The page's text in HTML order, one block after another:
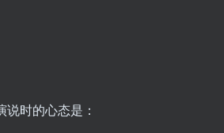
时的心态是：